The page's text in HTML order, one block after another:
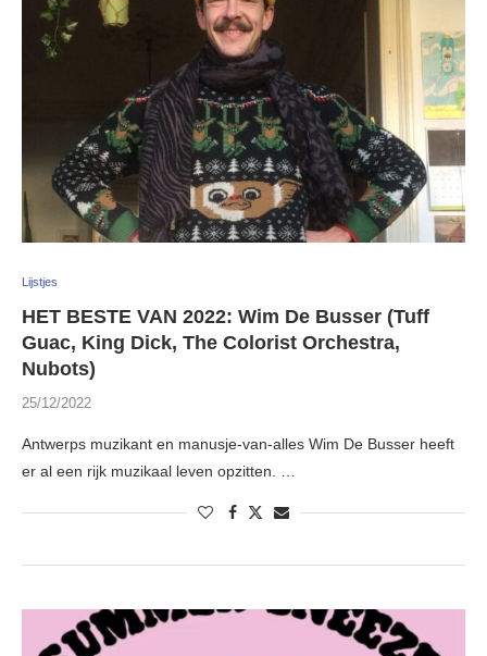
Lijstjes
HET BESTE VAN 2022: Wim De Busser (Tuff
Guac, King Dick, The Colorist Orchestra,
Nubots)
25/12/2022
Antwerps muzikant en manusje-van-alles Wim De Busser heeft
er al een rijk muzikaal leven opzitten. …